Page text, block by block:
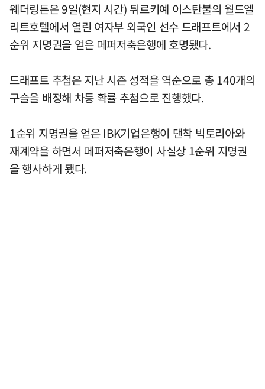
웨더링튼은 9일(현지 시간) 튀르키예 이스탄불의 월드엘
리트호텔에서 열린 여자부 외국인 선수 드래프트에서 2
순위 지명권을 얻은 페퍼저축은행에 호명됐다.
드래프트 추첨은 지난 시즌 성적을 역순으로 총 140개의
구슬을 배정해 차등 확률 추첨으로 진행했다.
1순위 지명권을 얻은 IBK기업은행이 댄착 빅토리아와
재계약을 하면서 페퍼저축은행이 사실상 1순위 지명권
을 행사하게 됐다.